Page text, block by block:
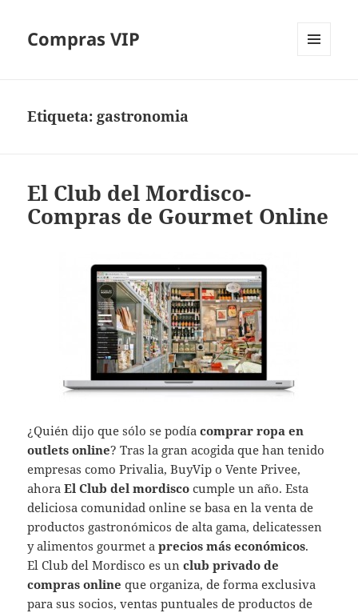
Compras VIP
Etiqueta: gastronomia
El Club del Mordisco-
Compras de Gourmet Online
¿Quién dijo que sólo se podíacomprar ropa en
outlets online? Tras la gran acogida que han tenido
empresas como Privalia, BuyVip o Vente Privee,
ahoraEl Club del mordisco cumple un año. Esta
deliciosa comunidad online se basa en la venta de
productos gastronómicos de alta gama, delicatessen
y alimentos gourmet aprecios más económicos.
El Club del Mordisco es unclub privado de
compras online que organiza, de forma exclusiva
para sus socios, ventas puntuales de productos de